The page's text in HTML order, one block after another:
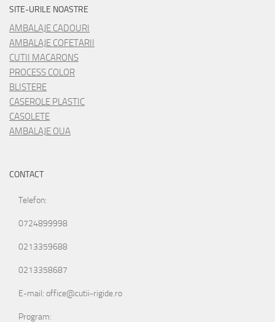
SITE-URILE NOASTRE
AMBALAJE CADOURI
AMBALAJE COFETARII
CUTII MACARONS
PROCESS COLOR
BLISTERE
CASEROLE PLASTIC
CASOLETE
AMBALAJE OUA
CONTACT
Telefon:
0724899998
0213359688
0213358687
E-mail: office@cutii-rigide.ro
Program: